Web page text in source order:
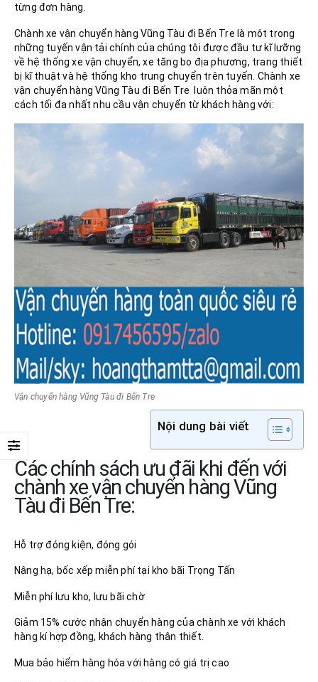
từng đơn hàng.
Chành xe vận chuyển hàng Vũng Tàu đi Bến Tre là một trong
những tuyến vận tải chính của chúng tôi được đầu tư kĩ lưỡng
về hệ thống xe vận chuyển, xe tăng bo địa phương, trang thiết
bị kĩ thuật và hệ thống kho trung chuyển trên tuyến. Chành xe
vận chuyển hàng Vũng Tàu đi Bến Tre luôn thỏa mãn một
cách tối đa nhất nhu cầu vận chuyển từ khách hàng với:
Vận chuyển hàng Vũng Tàu đi Bến Tre
Nội dung bài viết
Các chính sách ưu đãi khi đến với
chành xe vận chuyển hàng Vũng
Tàu đi Bến Tre:
Hỗ trợ đóng kiện, đóng gói
Nâng hạ, bốc xếp miễn phí tại kho bãi Trọng Tấn
Miễn phí lưu kho, lưu bãi chờ
Giảm 15% cước nhận chuyển hàng của chành xe với khách
hàng kí hợp đồng, khách hàng thân thiết.
Mua bảo hiểm hàng hóa với hàng có giá trị cao